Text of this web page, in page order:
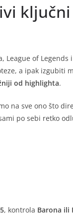
ključni
of
a ipak izgubiti
od highlighta.
na sve ono što
po sebi retko
, kontrola Barona ili